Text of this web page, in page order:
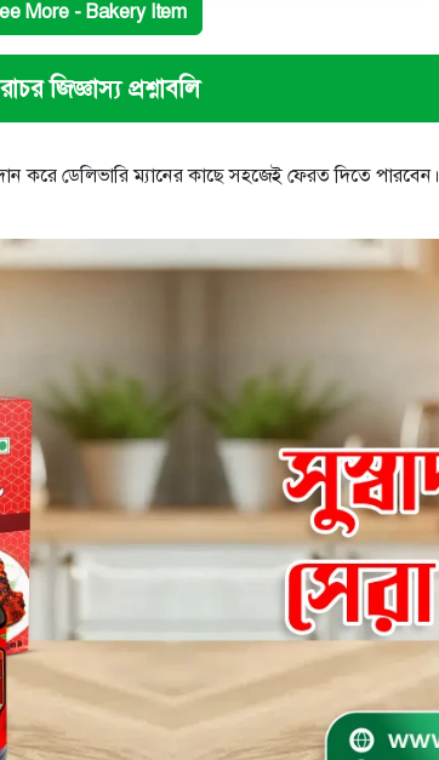
More - Bakery Item
জিজ্ঞাস্য প্রশ্নাবলি
করে ডেলিভারি ম্যানের কাছে সহজেই ফেরত দিতে পারবেন।